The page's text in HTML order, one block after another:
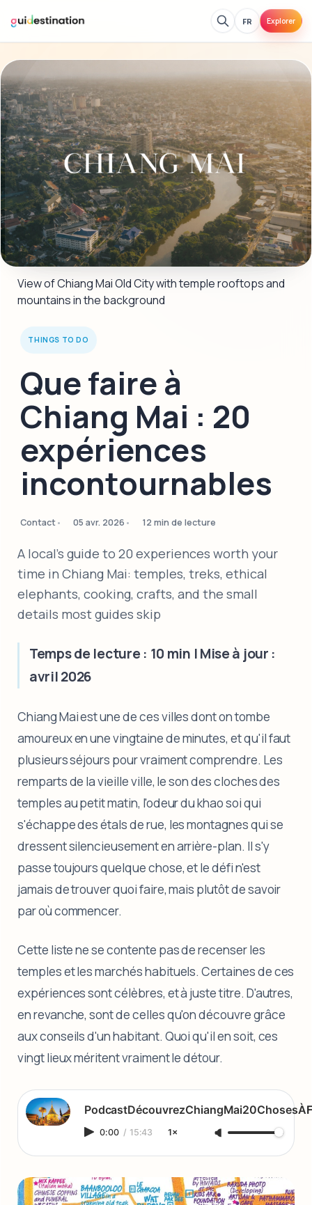
FR Explorer
View of Chiang Mai Old City with temple rooftops and
mountains in the background
THINGS TO DO
Que faire à
Chiang Mai : 20
expériences
incontournables
Contact 05 avr. 2026 12 min de lecture
A local's guide to 20 experiences worth your
time in Chiang Mai: temples, treks, ethical
elephants, cooking, crafts, and the small
details most guides skip
Temps de lecture : 10 min | Mise à jour :
avril 2026
Chiang Mai est une de ces villes dont on tombe
amoureux en une vingtaine de minutes, et qu'il faut
plusieurs séjours pour vraiment comprendre. Les
remparts de la vieille ville, le son des cloches des
temples au petit matin, l'odeur du khao soi qui
s'échappe des étals de rue, les montagnes qui se
dressent silencieusement en arrière-plan. Il s'y
passe toujours quelque chose, et le défi n'est
jamais de trouver quoi faire, mais plutôt de savoir
par où commencer.
Cette liste ne se contente pas de recenser les
temples et les marchés habituels. Certaines de ces
expériences sont célèbres, et à juste titre. D'autres,
en revanche, sont de celles qu'on découvre grâce
aux conseils d'un habitant. Quoi qu'il en soit, ces
vingt lieux méritent vraiment le détour.
0:00 / 15:43 1×